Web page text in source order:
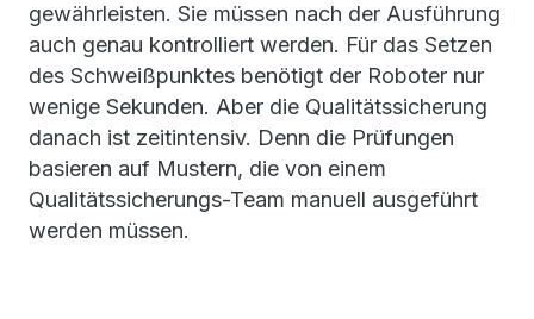
gewährleisten. Sie müssen nach der Ausführung
auch genau kontrolliert werden. Für das Setzen
des Schweißpunktes benötigt der Roboter nur
wenige Sekunden. Aber die Qualitätssicherung
danach ist zeitintensiv. Denn die Prüfungen
basieren auf Mustern, die von einem
Qualitätssicherungs-Team manuell ausgeführt
werden müssen.